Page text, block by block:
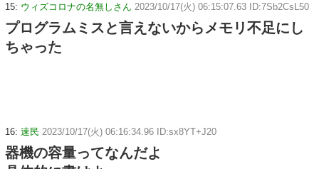
15: ウィズコロナの名無しさん 2023/10/17(火) 06:15:07.63 ID:7Sb2CsL50
プログラムミスと言えないからメモリ不足にし
ちゃった
16: 速民 2023/10/17(火) 06:16:34.96 ID:sx8YT+J20
器機の容量ってなんだよ